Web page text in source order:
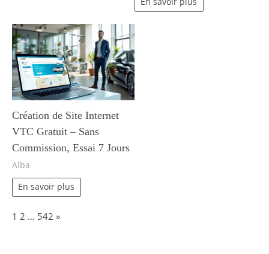
Création de Site Internet
VTC Gratuit – Sans
Commission, Essai 7 Jours
Alba
En savoir plus
Page:
1 2 … 542 Next
»